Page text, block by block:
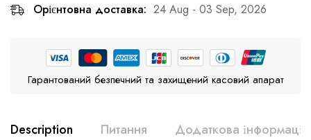
Орієнтовна доставка: 24 Aug - 03 Sep, 2026
Гарантований безпечний та захищений касовий апарат
Description Питання Додаткова інформація